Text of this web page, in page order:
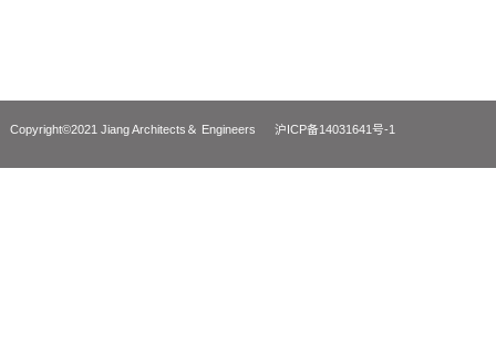
Copyright©2021 Jiang Architects＆ Engineers 沪ICP备14031641号-1